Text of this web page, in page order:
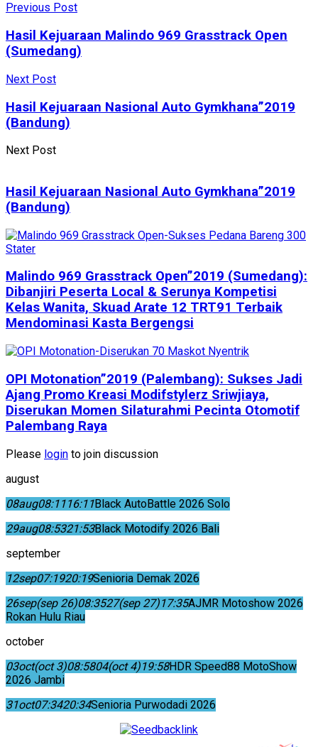
Previous Post
Hasil Kejuaraan Malindo 969 Grasstrack Open
(Sumedang)
Next Post
Hasil Kejuaraan Nasional Auto Gymkhana”2019
(Bandung)
Next Post
Hasil Kejuaraan Nasional Auto Gymkhana”2019
(Bandung)
Malindo 969 Grasstrack Open”2019 (Sumedang):
Dibanjiri Peserta Local & Serunya Kompetisi
Kelas Wanita, Skuad Arate 12 TRT91 Terbaik
Mendominasi Kasta Bergengsi
OPI Motonation”2019 (Palembang): Sukses Jadi
Ajang Promo Kreasi Modifstylerz Sriwjiaya,
Diserukan Momen Silaturahmi Pecinta Otomotif
Palembang Raya
Please login to join discussion
august
08aug08:1116:11Black AutoBattle 2026 Solo
29aug08:5321:53Black Motodify 2026 Bali
september
12sep07:1920:19Senioria Demak 2026
26sep(sep 26)08:3527(sep 27)17:35AJMR Motoshow 2026
Rokan Hulu Riau
october
03oct(oct 3)08:5804(oct 4)19:58HDR Speed88 MotoShow
2026 Jambi
31oct07:3420:34Senioria Purwodadi 2026